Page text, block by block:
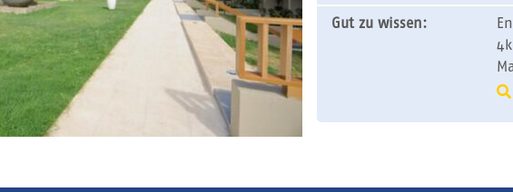
Gut zu wissen: